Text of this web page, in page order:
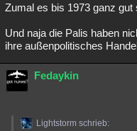
Zumal es bis 1973 ganz gut
Und naja die Palis haben
ihre außenpolitisches
Fedaykin
Lightstorm schrieb: